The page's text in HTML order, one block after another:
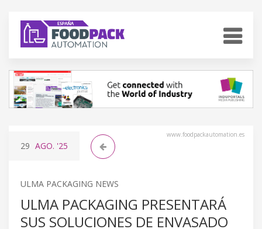
www.foodpackautomation.es
29 AGO. '25
ULMA PACKAGING NEWS
ULMA PACKAGING PRESENTARÁ
SUS SOLUCIONES DE ENVASADO